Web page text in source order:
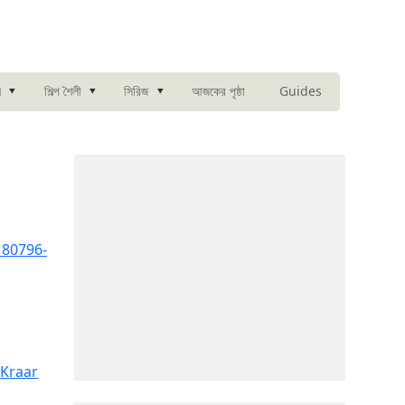
▾ শিল্প শৈলী ▾ সিরিজ ▾ আজকের পৃষ্ঠা Guides